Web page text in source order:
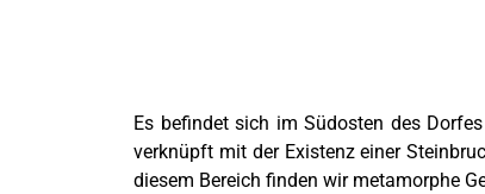
Es befindet sich im Südosten des
verknüpft mit der Existenz einer
diesem Bereich finden wir metamorphe